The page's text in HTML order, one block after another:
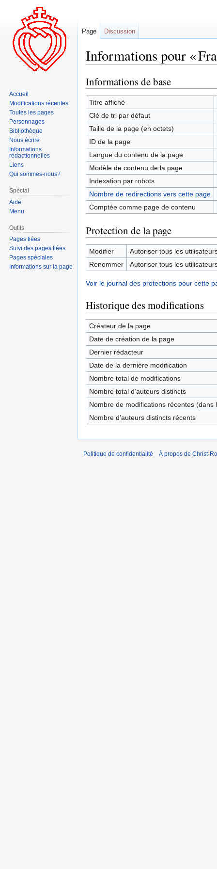
Informations pour «
Aller
à
la
navigation
Aller
à
la
recherche
Informations de base
Titre affiché
Clé de tri par défaut
Taille de la page (en octets)
ID de la page
Langue du contenu de la page
Modèle de contenu de la page
Indexation par robots
Nombre de redirections vers cette page
Comptée comme page de contenu
Protection de la page
Modifier
Autoriser tous les
Renommer
Autoriser tous les
Voir le journal des protections pour cette
Historique des modifications
Créateur de la page
Date de création de la page
Dernier rédacteur
Date de la dernière modification
Nombre total de modifications
Nombre total d’auteurs distincts
Nombre de modifications récentes (dans
Nombre d’auteurs distincts récents
Page Discussion
Accueil
Modifications récentes
Toutes les pages
Personnages
Bibliothèque
Nous écrire
Informations
rédactionnelles
Liens
Qui sommes-nous?
Spécial
Aide
Menu
Outils
Pages liées
Suivi des pages liées
Pages spéciales
Informations sur la page
Politique de confidentialité À propos de Christ-